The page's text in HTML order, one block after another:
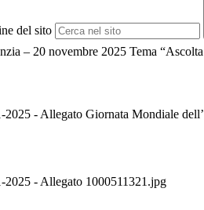
del sito
– 20 novembre 2025 Tema
2025 - Allegato Giornata Mondiale
2025 - Allegato 1000511321.jpg